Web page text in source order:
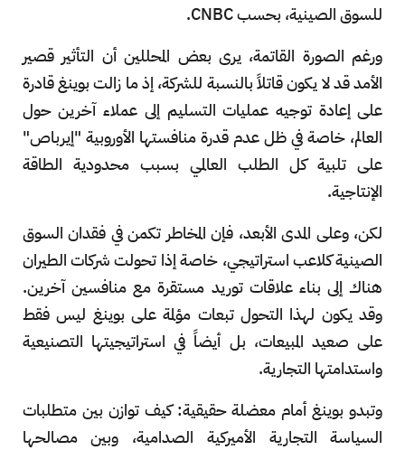
للسوق الصينية، بحسب CNBC.
ورغم الصورة القاتمة، يرى بعض المحللين أن التأثير قصير
الأمد قد لا يكون قاتلاً بالنسبة للشركة، إذ ما زالت بوينغ قادرة
على إعادة توجيه عمليات التسليم إلى عملاء آخرين حول
العالم، خاصة في ظل عدم قدرة منافستها الأوروبية "إيرباص"
على تلبية كل الطلب العالمي بسبب محدودية الطاقة
الإنتاجية.
لكن، وعلى المدى الأبعد، فإن المخاطر تكمن في فقدان السوق
الصينية كلاعب استراتيجي، خاصة إذا تحولت شركات الطيران
هناك إلى بناء علاقات توريد مستقرة مع منافسين آخرين.
وقد يكون لهذا التحول تبعات مؤلمة على بوينغ ليس فقط
على صعيد المبيعات، بل أيضاً في استراتيجيتها التصنيعية
واستدامتها التجارية.
وتبدو بوينغ أمام معضلة حقيقية: كيف توازن بين متطلبات
السياسة التجارية الأميركية الصدامية، وبين مصالحها